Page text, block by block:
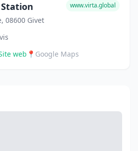
08600 Givet
www.virta.global
web 📍 Google Maps